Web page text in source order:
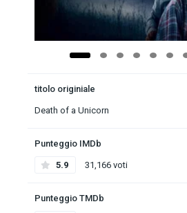
titolo originiale
Death of a Unicorn
Punteggio IMDb
5.9 31,166 voti
Punteggio TMDb